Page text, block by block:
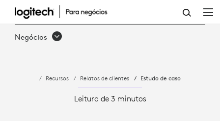
ESTUDO
DE
WILLIAMSON,
Negócios
Recursos Relatos de clientes Estudo de caso
Leitura de 3 minutos